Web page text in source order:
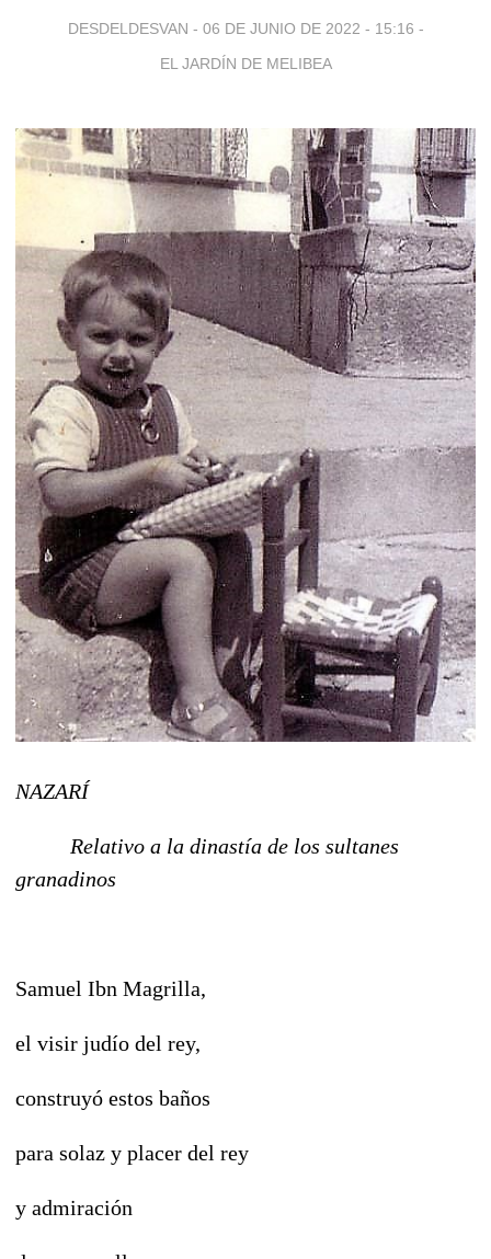
DESDELDESVAN - 06 DE JUNIO DE 2022 - 15:16 -
EL JARDÍN DE MELIBEA
NAZARÍ
Relativo a la dinastía de los sultanes
granadinos
Samuel Ibn Magrilla,
el visir judío del rey,
construyó estos baños
para solaz y placer del rey
y admiración